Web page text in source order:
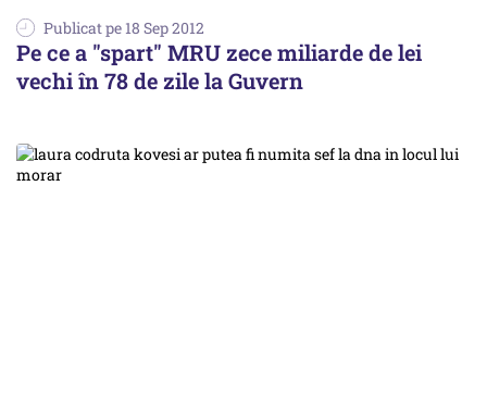
Publicat pe 18 Sep 2012
Pe ce a "spart" MRU zece miliarde de lei
vechi în 78 de zile la Guvern